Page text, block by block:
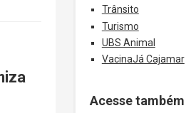
Trânsito
Turismo
UBS Animal
VacinaJá Cajamar
Acesse também